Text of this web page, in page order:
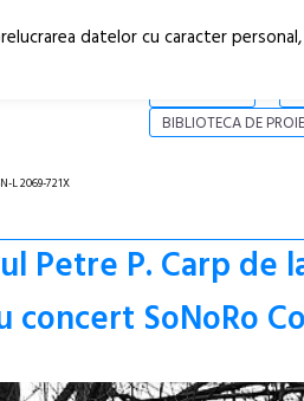
BIBLIOTECA DE
L 2069-721X
Petre P. Carp
concert SoNoRo
datelor cu caracter